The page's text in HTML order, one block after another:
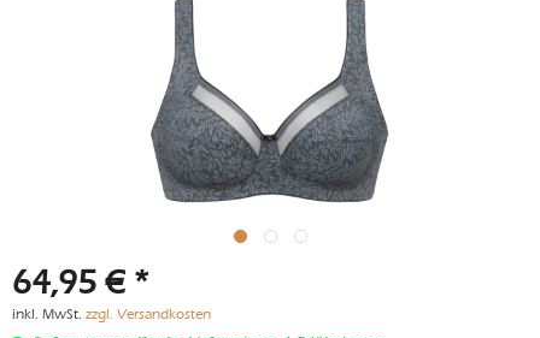
64,95 € *
inkl. MwSt. zzgl. Versandkosten